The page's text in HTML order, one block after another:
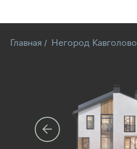
Главная / Негород Кавголово